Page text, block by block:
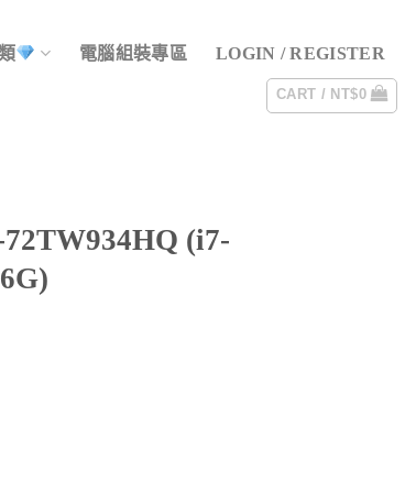
電腦組裝專區 LOGIN / REGISTER
CART / NT$0
(i7-
1TB SSD/RTX3060 6G) quantity